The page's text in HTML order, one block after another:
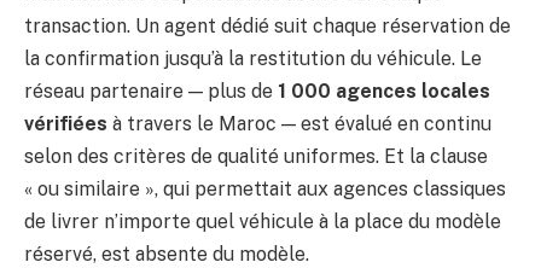
transaction. Un agent dédié suit chaque réservation de
la confirmation jusqu’à la restitution du véhicule. Le
réseau partenaire — plus de 1 000 agences locales
vérifiées à travers le Maroc — est évalué en continu
selon des critères de qualité uniformes. Et la clause
« ou similaire », qui permettait aux agences classiques
de livrer n’importe quel véhicule à la place du modèle
réservé, est absente du modèle.